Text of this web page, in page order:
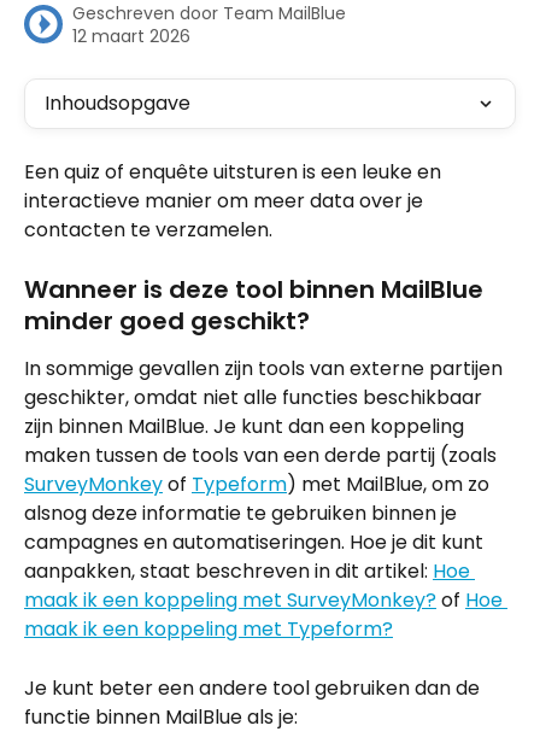
Geschreven door Team MailBlue
12 maart 2026
Inhoudsopgave
Een quiz of enquête uitsturen is een leuke en
interactieve manier om meer data over je
contacten te verzamelen.
Wanneer is deze tool binnen MailBlue
minder goed geschikt?
In sommige gevallen zijn tools van externe partijen
geschikter, omdat niet alle functies beschikbaar
zijn binnen MailBlue. Je kunt dan een koppeling
maken tussen de tools van een derde partij (zoals
SurveyMonkey of Typeform) met MailBlue, om zo
alsnog deze informatie te gebruiken binnen je
campagnes en automatiseringen. Hoe je dit kunt
aanpakken, staat beschreven in dit artikel: Hoe
maak ik een koppeling met SurveyMonkey? of Hoe
maak ik een koppeling met Typeform?
Je kunt beter een andere tool gebruiken dan de
functie binnen MailBlue als je: